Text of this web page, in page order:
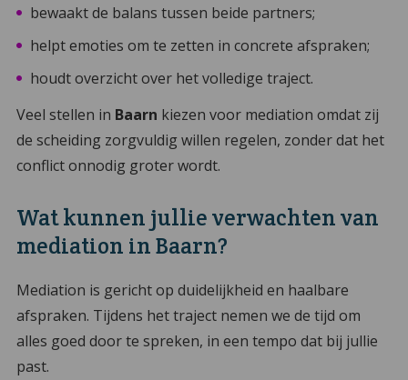
bewaakt de balans tussen beide partners;
helpt emoties om te zetten in concrete afspraken;
houdt overzicht over het volledige traject.
Veel stellen in Baarn kiezen voor mediation omdat zij
de scheiding zorgvuldig willen regelen, zonder dat het
conflict onnodig groter wordt.
Wat kunnen jullie verwachten van
mediation in Baarn?
Mediation is gericht op duidelijkheid en haalbare
afspraken. Tijdens het traject nemen we de tijd om
alles goed door te spreken, in een tempo dat bij jullie
past.